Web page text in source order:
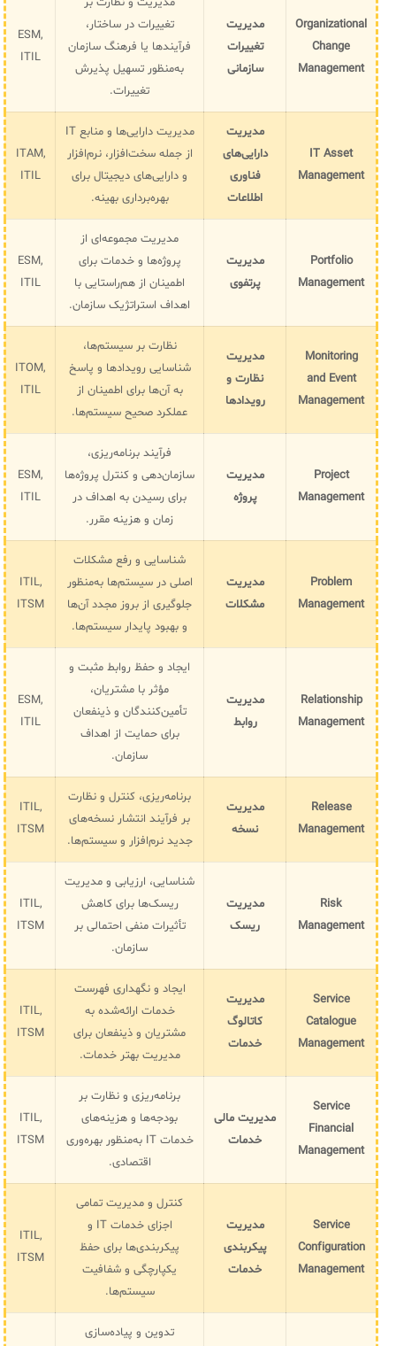
Organizational
Change
Management
مدیریت
تغییرات
سازمانی
تغییرات در ساختار،
فرآیندها یا فرهنگ سازمان
به‌منظور تسهیل پذیرش
تغییرات.
ESM,
ITIL
IT Asset
Management
مدیریت
دارایی‌های
فناوری
اطلاعات
مدیریت دارایی‌ها و منابع IT
از جمله سخت‌افزار، نرم‌افزار
و دارایی‌های دیجیتال برای
بهره‌برداری بهینه.
ITAM,
ITIL
Portfolio
Management
مدیریت
پرتفوی
مدیریت مجموعه‌ای از
پروژه‌ها و خدمات برای
اطمینان از هم‌راستایی با
اهداف استراتژیک سازمان.
ESM,
ITIL
Monitoring
and Event
Management
مدیریت
نظارت و
رویدادها
نظارت بر سیستم‌ها،
شناسایی رویدادها و پاسخ
به آن‌ها برای اطمینان از
عملکرد صحیح سیستم‌ها.
ITOM,
ITIL
Project
Management
مدیریت
پروژه
فرآیند برنامه‌ریزی،
سازمان‌دهی و کنترل پروژه‌ها
برای رسیدن به اهداف در
زمان و هزینه مقرر.
ESM,
ITIL
Problem
Management
مدیریت
مشکلات
شناسایی و رفع مشکلات
اصلی در سیستم‌ها به‌منظور
جلوگیری از بروز مجدد آن‌ها
و بهبود پایدار سیستم‌ها.
ITIL,
ITSM
Relationship
Management
مدیریت
روابط
ایجاد و حفظ روابط مثبت و
مؤثر با مشتریان،
تأمین‌کنندگان و ذینفعان
برای حمایت از اهداف
سازمان.
ESM,
ITIL
Release
Management
مدیریت
نسخه
برنامه‌ریزی، کنترل و نظارت
بر فرآیند انتشار نسخه‌های
جدید نرم‌افزار و سیستم‌ها.
ITIL,
ITSM
Risk
Management
مدیریت
ریسک
شناسایی، ارزیابی و مدیریت
ریسک‌ها برای کاهش
تأثیرات منفی احتمالی بر
سازمان.
ITIL,
ITSM
Service
Catalogue
Management
مدیریت
کاتالوگ
خدمات
ایجاد و نگهداری فهرست
خدمات ارائه‌شده به
مشتریان و ذینفعان برای
مدیریت بهتر خدمات.
ITIL,
ITSM
Service
Financial
Management
مدیریت مالی
خدمات
برنامه‌ریزی و نظارت بر
بودجه‌ها و هزینه‌های
خدمات IT به‌منظور بهره‌وری
اقتصادی.
ITIL,
ITSM
Service
Configuration
Management
مدیریت
پیکربندی
خدمات
کنترل و مدیریت تمامی
اجزای خدمات IT و
پیکربندی‌ها برای حفظ
یکپارچگی و شفافیت
سیستم‌ها.
ITIL,
ITSM
تدوین و پیاده‌سازی